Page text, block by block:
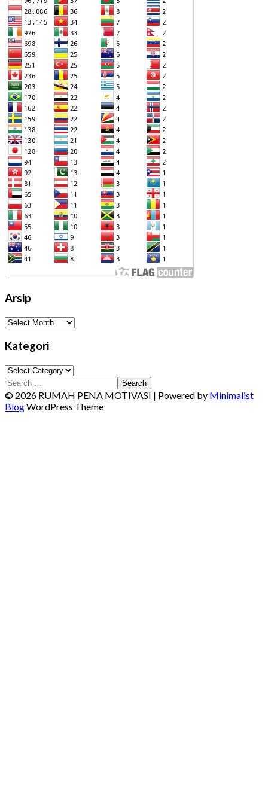
Arsip
Arsip
Kategori
Kategori
Search
for:
© 2026 RUMAH PENA MOTIVASI | Powered by Minimalist
BlogWordPress Theme